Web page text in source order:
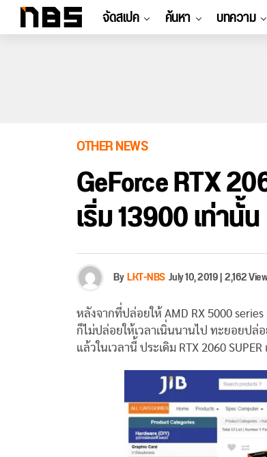
จัดสเปค ค้นหา บทความ
OTHER NEWS
GeForce RTX
เริ่ม 13900 เท่านั้น
ByLKT-NBSJuly 10, 2019|2,162
หลังจากที่ปล่อยให้ AMD RX 5000
ก็ไม่ปล่อยให้เวลาเนิ่นนานไป ทะยอยปล่อ
แล้วในเวลานี้ ประเดิม RTX 2060